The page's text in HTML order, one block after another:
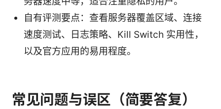
自有评测要点：查看服务器覆盖区域、连接
速度测试、日志策略、Kill Switch 实用性，
以及官方应用的易用程度。
常见问题与误区（简要答复）